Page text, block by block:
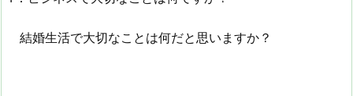
結婚生活で大切なことは何だと思いますか？